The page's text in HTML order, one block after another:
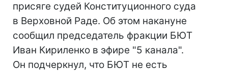
присяге судей Конституционного суда
в Верховной Раде. Об этом накануне
сообщил председатель фракции БЮТ
Иван Кириленко в эфире "5 канала".
Он подчеркнул, что БЮТ не есть